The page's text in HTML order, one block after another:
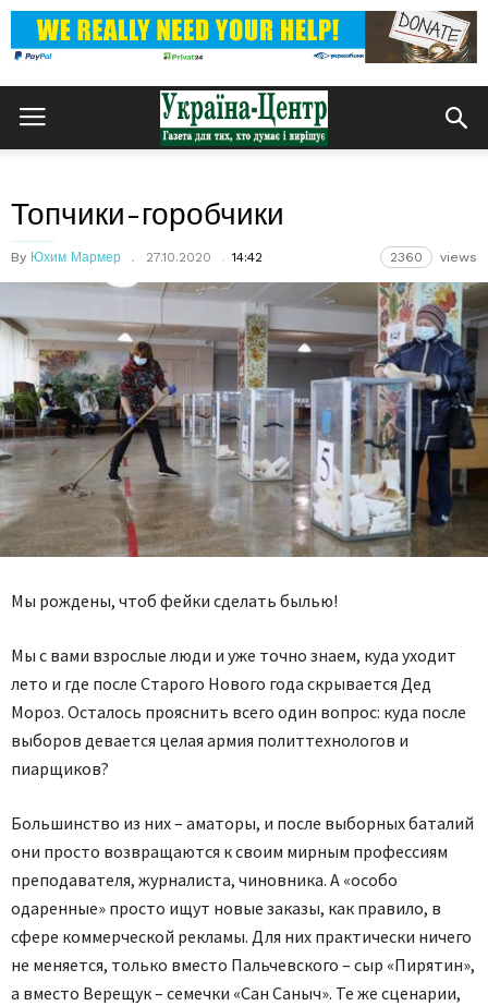
Топчики-горобчики
By Юхим Мармер 27.10.2020 14:42 2360 views
Мы рождены, чтоб фейки сделать былью!
Мы с вами взрослые люди и уже точно знаем, куда уходит
лето и где после Старого Нового года скрывается Дед
Мороз. Осталось прояснить всего один вопрос: куда после
выборов девается целая армия политтехнологов и
пиарщиков?
Большинство из них – аматоры, и после выборных баталий
они просто возвращаются к своим мирным профессиям
преподавателя, журналиста, чиновника. А «особо
одаренные» просто ищут новые заказы, как правило, в
сфере коммерческой рекламы. Для них практически ничего
не меняется, только вместо Пальчевского – сыр «Пирятин»,
а вместо Верещук – семечки «Сан Саныч». Те же сценарии,